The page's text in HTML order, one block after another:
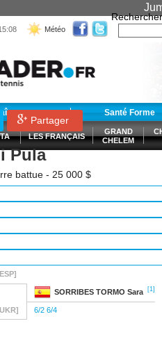
Météo
Rechercher
Santé Forme
LES FRANÇAIS
GRAND
CHELEM
Partager
Pula
battue - 25 000 $
SORRIBES TORMO Sara [1]
6/2 6/4